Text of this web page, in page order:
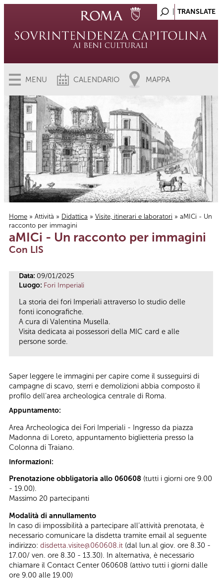
MENU CALENDARIO MAPPA
Tu sei qui
Home » Attività » Didattica » Visite, itinerari e laboratori » aMICi - Un
racconto per immagini
aMICi - Un racconto per immagini
Con LIS
Data: 09/01/2025
Luogo: Fori Imperiali
La storia dei fori Imperiali attraverso lo studio delle
fonti iconografiche.
A cura di Valentina Musella.
Visita dedicata ai possessori della MIC card e alle
persone sorde.
Saper leggere le immagini per capire come il susseguirsi di
campagne di scavo, sterri e demolizioni abbia composto il
profilo dell’area archeologica centrale di Roma.
Appuntamento:
Area Archeologica dei Fori Imperiali - Ingresso da piazza
Madonna di Loreto, appuntamento biglietteria presso la
Colonna di Traiano.
Informazioni:
Prenotazione obbligatoria allo 060608 (tutti i giorni ore 9.00
- 19.00).
Massimo 20 partecipanti
Modalità di annullamento
In caso di impossibilità a partecipare all’attività prenotata, è
necessario comunicare la disdetta tramite email al seguente
indirizzo: disdetta.visite@060608.it (dal lun.al giov. ore 8.30 -
17.00/ ven. ore 8.30 - 13.30). In alternativa, è necessario
chiamare il Contact Center 060608 (attivo tutti i giorni dalle
ore 9.00 alle 19.00)